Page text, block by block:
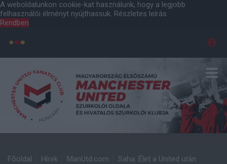
A weboldalunkon cookie-kat használunk, hogy a legjobb
felhasználói élményt nyújthassuk. Részletes leírás
Rendben
Főoldal Hírek ManUtd.com Saha: Élet a United után